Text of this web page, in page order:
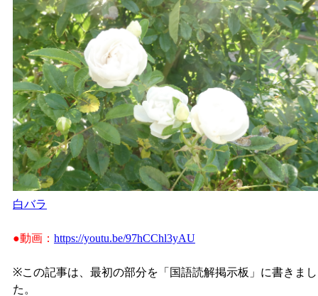
白バラ
●動画： https://youtu.be/97hCChl3yAU
※この記事は、最初の部分を「国語読解掲示板」に書きまし
た。